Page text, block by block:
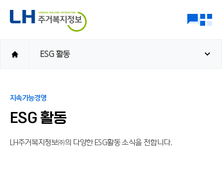
ESG 활동
지속가능경영
ESG 활동
LH주거복지정보㈜의 다양한 ESG활동 소식을 전합니다.